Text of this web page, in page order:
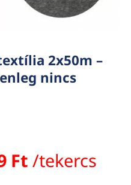
2x50m –
nincs
Ft /tekercs